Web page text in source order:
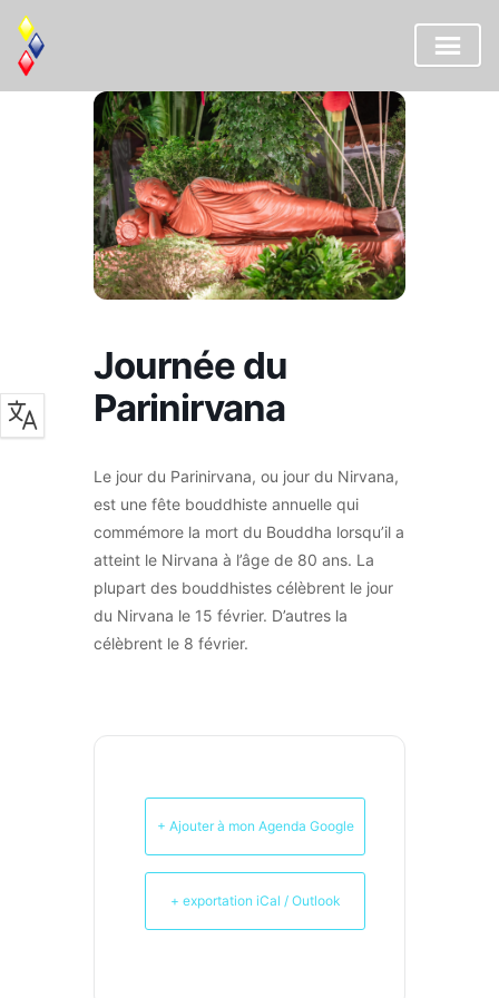
Journée du
Parinirvana
Le jour du Parinirvana, ou jour du Nirvana,
est une fête bouddhiste annuelle qui
commémore la mort du Bouddha lorsqu’il a
atteint le Nirvana à l’âge de 80 ans. La
plupart des bouddhistes célèbrent le jour
du Nirvana le 15 février. D’autres la
célèbrent le 8 février.
+ Ajouter à mon Agenda Google
+ exportation iCal / Outlook